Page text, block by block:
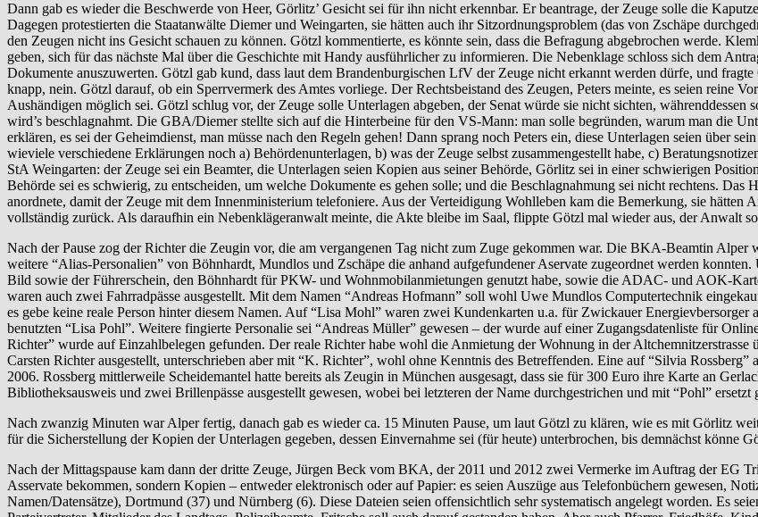
Dann gab es wieder die Beschwerde von Heer, Görlitz’ Gesicht sei für ihn nicht erkennbar. Er beantrage, der Zeuge solle die
Dagegen protestierten die Staatanwälte Diemer und Weingarten, sie hätten auch ihr Sitzordnungsproblem (das von Zschäpe
den Zeugen nicht ins Gesicht schauen zu können. Götzl kommentierte, es könnte sein, dass die Befragung abgebrochen werde.
geben, sich für das nächste Mal über die Geschichte mit Handy ausführlicher zu informieren. Die Nebenklage schloss sich dem
Dokumente anuszuwerten. Götzl gab kund, dass laut dem Brandenburgischen LfV der Zeuge nicht erkannt werden dürfe, und
knapp, nein. Götzl darauf, ob ein Sperrvermerk des Amtes vorliege. Der Rechtsbeistand des Zeugen, Peters meinte, es seien reine
Aushändigen möglich sei. Götzl schlug vor, der Zeuge solle Unterlagen abgeben, der Senat würde sie nicht sichten,
wird’s beschlagnahmt. Die GBA/Diemer stellte sich auf die Hinterbeine für den VS-Mann: man solle begründen, warum man die
erklären, es sei der Geheimdienst, man müsse nach den Regeln gehen! Dann sprang noch Peters ein, diese Unterlagen seien über
wieviele verschiedene Erklärungen noch a) Behördenunterlagen, b) was der Zeuge selbst zusammengestellt habe, c)
StA Weingarten: der Zeuge sei ein Beamter, die Unterlagen seien Kopien aus seiner Behörde, Görlitz sei in einer schwierigen
Behörde sei es schwierig, zu entscheiden, um welche Dokumente es gehen solle; und die Beschlagnahmung sei nicht rechtens.
anordnete, damit der Zeuge mit dem Innenministerium telefoniere. Aus der Verteidigung Wohlleben kam die Bemerkung, sie
vollständig zurück. Als daraufhin ein Nebenklägeranwalt meinte, die Akte bleibe im Saal, flippte Götzl mal wieder aus, der Anwalt
Nach der Pause zog der Richter die Zeugin vor, die am vergangenen Tag nicht zum Zuge gekommen war. Die BKA-Beamtin
weitere “Alias-Personalien” von Böhnhardt, Mundlos und Zschäpe die anhand aufgefundener Aservate zugeordnet werden
Bild sowie der Führerschein, den Böhnhardt für PKW- und Wohnmobilanmietungen genutzt habe, sowie die ADAC- und AOK-
waren auch zwei Fahrradpässe ausgestellt. Mit dem Namen “Andreas Hofmann” soll wohl Uwe Mundlos Computertechnik
es gebe keine reale Person hinter diesem Namen. Auf “Lisa Mohl” waren zwei Kundenkarten u.a. für Zwickauer
benutzten “Lisa Pohl”. Weitere fingierte Personalie sei “Andreas Müller” gewesen – der wurde auf einer Zugangsdatenliste für
Richter” wurde auf Einzahlbelegen gefunden. Der reale Richter habe wohl die Anmietung der Wohnung in der
Carsten Richter ausgestellt, unterschrieben aber mit “K. Richter”, wohl ohne Kenntnis des Betreffenden. Eine auf “Silvia
2006. Rossberg mittlerweile Scheidemantel hatte bereits als Zeugin in München ausgesagt, dass sie für 300 Euro ihre Karte an
Bibliotheksausweis und zwei Brillenpässe ausgestellt gewesen, wobei bei letzteren der Name durchgestrichen und mit “Pohl” ersetzt
Nach zwanzig Minuten war Alper fertig, danach gab es wieder ca. 15 Minuten Pause, um laut Götzl zu klären, wie es mit Görlitz
für die Sicherstellung der Kopien der Unterlagen gegeben, dessen Einvernahme sei (für heute) unterbrochen, bis demnächst könne
Nach der Mittagspause kam dann der dritte Zeuge, Jürgen Beck vom BKA, der 2011 und 2012 zwei Vermerke im Auftrag der EG
Asservate bekommen, sondern Kopien – entweder elektronisch oder auf Papier: es seien Auszüge aus Telefonbüchern gewesen,
Namen/Datensätze), Dortmund (37) und Nürnberg (6). Diese Dateien seien offensichtlich sehr systematisch angelegt worden. Es